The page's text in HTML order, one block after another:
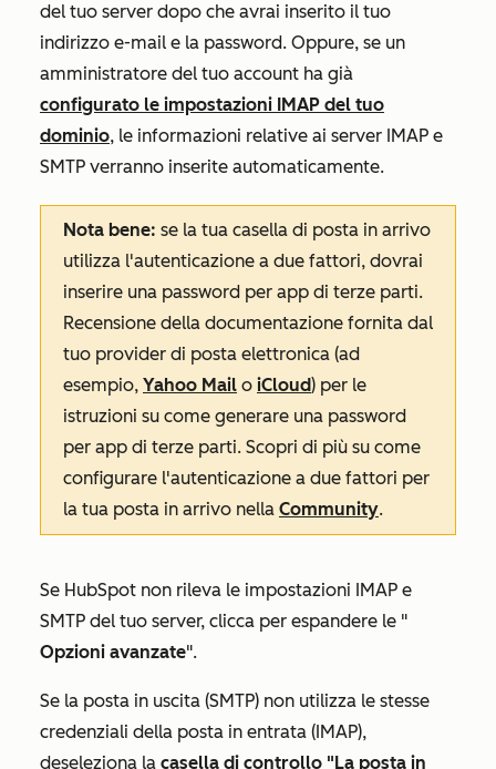
del tuo server dopo che avrai inserito il tuo
indirizzo e-mail e la password. Oppure, se un
amministratore del tuo account ha già
configurato le impostazioni IMAP del tuo
dominio, le informazioni relative ai server IMAP e
SMTP verranno inserite automaticamente.
Nota bene: se la tua casella di posta in arrivo
utilizza l'autenticazione a due fattori, dovrai
inserire una password per app di terze parti.
Recensione della documentazione fornita dal
tuo provider di posta elettronica (ad
esempio, Yahoo Mail o iCloud) per le
istruzioni su come generare una password
per app di terze parti. Scopri di più su come
configurare l'autenticazione a due fattori per
la tua posta in arrivo nella Community.
Se HubSpot non rileva le impostazioni IMAP e
SMTP del tuo server, clicca per espandere le "
Opzioni avanzate".
Se la posta in uscita (SMTP) non utilizza le stesse
credenziali della posta in entrata (IMAP),
deseleziona la casella di controllo "La posta in